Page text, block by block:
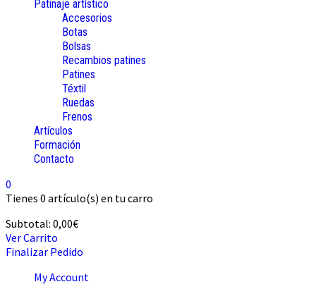
Patinaje artístico
Accesorios
Botas
Bolsas
Recambios patines
Patines
Téxtil
Ruedas
Frenos
Artículos
Formación
Contacto
0
Tienes 0 artículo(s) en tu carro
Subtotal: 0,00€
Ver Carrito
Finalizar Pedido
My Account